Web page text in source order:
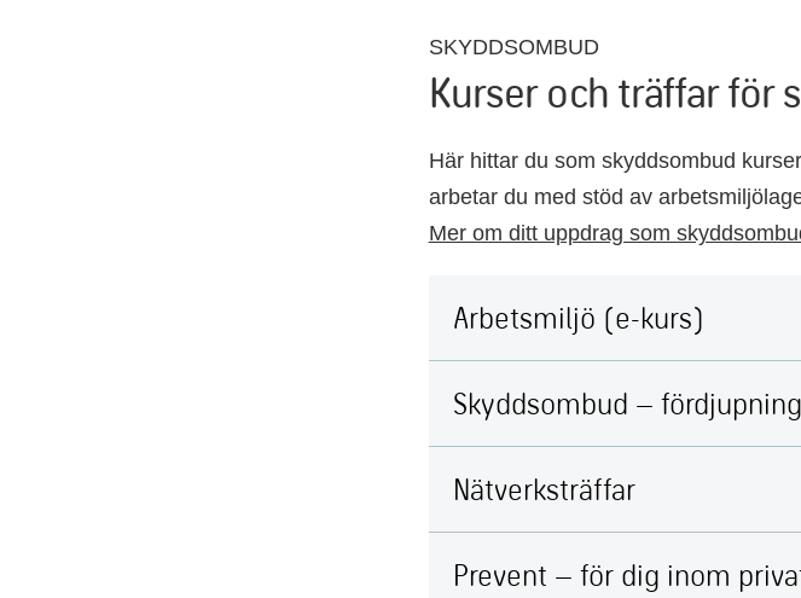
SKYDDSOMBUD
Kurser och träffar för
Här hittar du som skyddsombud
arbetar du med stöd av
Mer om ditt uppdrag som
Arbetsmiljö (e-kurs)
Skyddsombud – fördjupning
Nätverksträffar
Prevent – för dig inom